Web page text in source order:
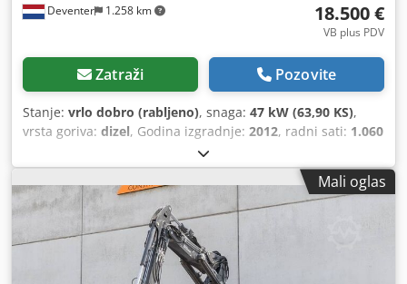
Deventer 1.258 km 18.500 €
VB plus PDV
Zatraži Pozovite
Stanje: vrlo dobro (rabljeno), snaga: 47 kW (63,90 KS),
vrsta goriva: dizel, Godina izgradnje: 2012, radni sati: 1.060
Mali oglas